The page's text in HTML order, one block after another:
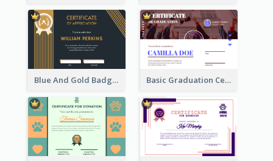
Blue And Gold Badge Appreciation Certificate Basic Graduation Certificate With Campus Photo Design